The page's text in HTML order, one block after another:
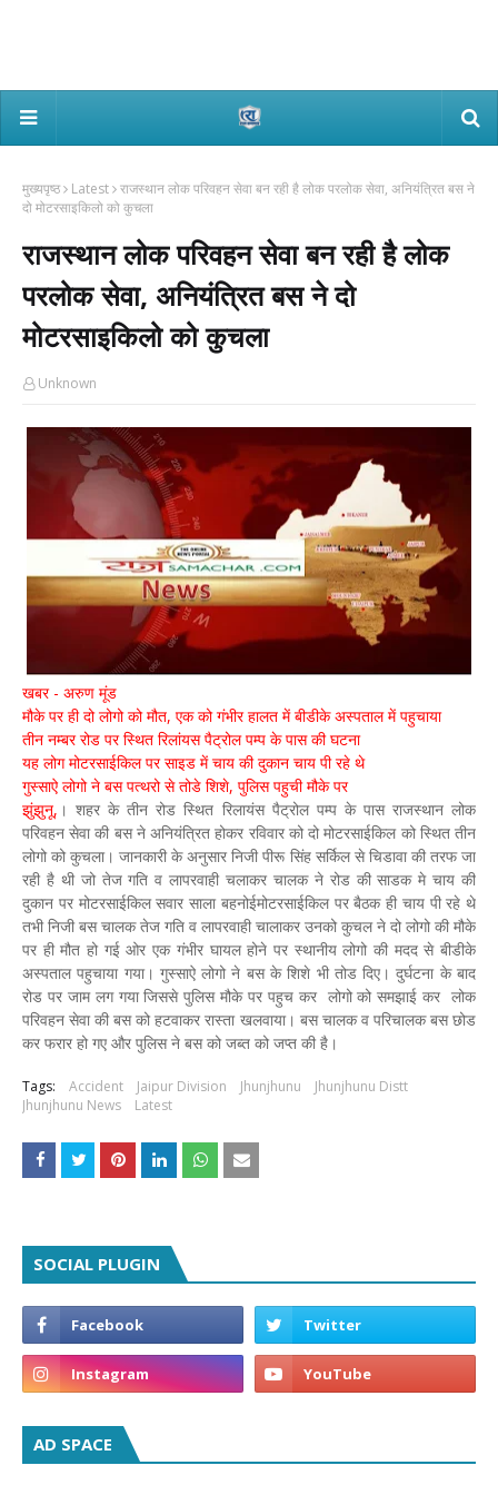
मुख्यपृष्ठ Latest राजस्थान लोक परिवहन सेवा बन रही है लोक परलोक सेवा, अनियंत्रित बस ने
दो मोटरसाइकिलो को कुचला
राजस्थान लोक परिवहन सेवा बन रही है लोक
परलोक सेवा, अनियंत्रित बस ने दो
मोटरसाइकिलो को कुचला
Unknown
खबर - अरुण मूंड
मौके पर ही दो लोगो को मौत, एक को गंभीर हालत में बीडीके अस्पताल में पहुचाया
तीन नम्बर रोड पर स्थित रिलांयस पैट्रोल पम्प के पास की घटना
यह लोग मोटरसाईकिल पर साइड में चाय की दुकान चाय पी रहे थे
गुस्साऐ लोगो ने बस पत्थरो से तोडे शिशे, पुलिस पहुची मौके पर
झुंझुनू, । शहर के तीन रोड स्थित रिलायंस पैट्रोल पम्प के पास राजस्थान लोक
परिवहन सेवा की बस ने अनियंत्रित होकर रविवार को दो मोटरसाईकिल को स्थित तीन
लोगो को कुचला। जानकारी के अनुसार निजी पीरू सिंह सर्किल से चिडावा की तरफ जा
रही है थी जो तेज गति व लापरवाही चलाकर चालक ने रोड की साडक मे चाय की
दुकान पर मोटरसाईकिल सवार साला बहनोईमोटरसाईकिल पर बैठक ही चाय पी रहे थे
तभी निजी बस चालक तेज गति व लापरवाही चालाकर उनको कुचल ने दो लोगो की मौके
पर ही मौत हो गई ओर एक गंभीर घायल होने पर स्थानीय लोगो की मदद से बीडीके
अस्पताल पहुचाया गया। गुस्साऐ लोगो ने बस के शिशे भी तोड दिए। दुर्घटना के बाद
रोड पर जाम लग गया जिससे पुलिस मौके पर पहुच कर लोगो को समझाई कर लोक
परिवहन सेवा की बस को हटवाकर रास्ता खलवाया। बस चालक व परिचालक बस छोड
कर फरार हो गए और पुलिस ने बस को जब्त को जप्त की है।
Tags: Accident Jaipur Division Jhunjhunu
Jhunjhunu Distt
Jhunjhunu News
Latest
SOCIAL PLUGIN
AD SPACE